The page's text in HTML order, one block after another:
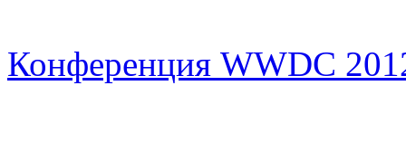
Конференция WWDC